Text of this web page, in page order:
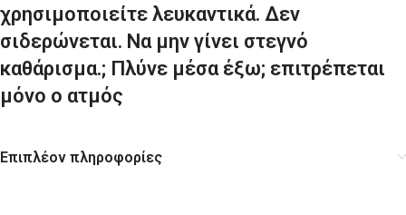
χρησιμοποιείτε λευκαντικά. Δεν
σιδερώνεται. Να μην γίνει στεγνό
καθάρισμα.; Πλύνε μέσα έξω; επιτρέπεται
μόνο ο ατμός
Επιπλέον πληροφορίες